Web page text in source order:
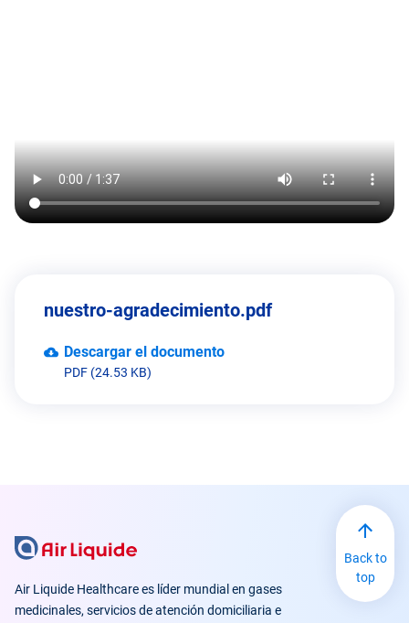
nuestro-agradecimiento.pdf
Descargar el documento
PDF (24.53 KB)
Air Liquide Healthcare es líder mundial en gases
medicinales, servicios de atención domiciliaria e
Back to
top